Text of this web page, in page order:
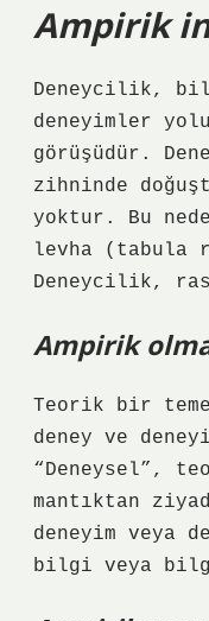
Ampirik
Deneycilik,
deneyimler
görüşüdür.
zihninde
yoktur. Bu
levha (tabula
Deneycilik,
Ampirik
Teorik bir
deney ve
“Deneysel”,
mantıktan
deneyim veya
bilgi veya